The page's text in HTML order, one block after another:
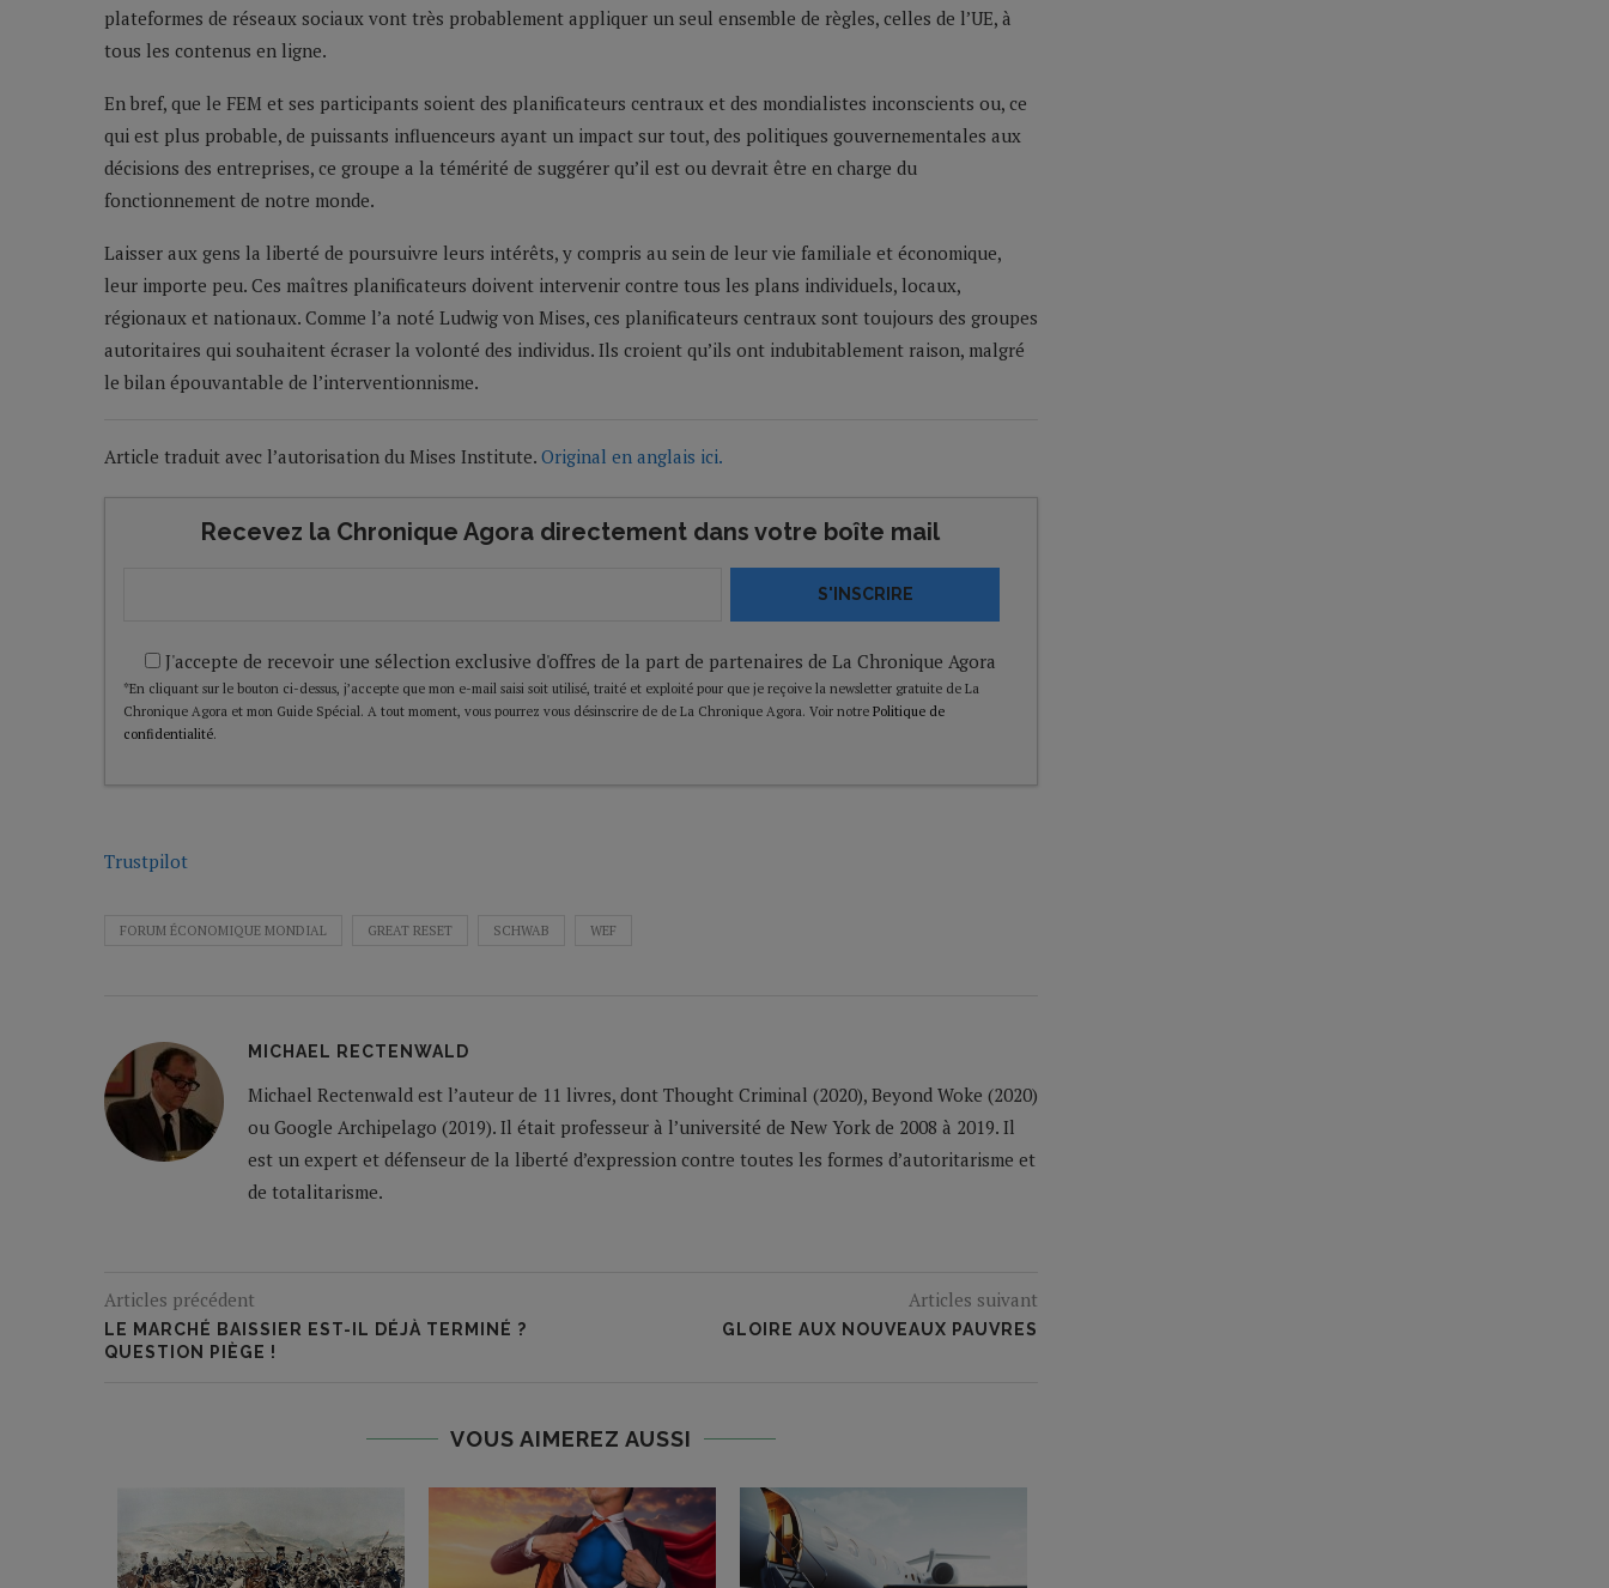
plateformes de réseaux sociaux vont très probablement appliquer un seul ensemble de règles, celles de l’UE, à
tous les contenus en ligne.
En bref, que le FEM et ses participants soient des planificateurs centraux et des mondialistes inconscients ou, ce
qui est plus probable, de puissants influenceurs ayant un impact sur tout, des politiques gouvernementales aux
décisions des entreprises, ce groupe a la témérité de suggérer qu’il est ou devrait être en charge du
fonctionnement de notre monde.
Laisser aux gens la liberté de poursuivre leurs intérêts, y compris au sein de leur vie familiale et économique,
leur importe peu. Ces maîtres planificateurs doivent intervenir contre tous les plans individuels, locaux,
régionaux et nationaux. Comme l’a noté Ludwig von Mises, ces planificateurs centraux sont toujours des groupes
autoritaires qui souhaitent écraser la volonté des individus. Ils croient qu’ils ont indubitablement raison, malgré
le bilan épouvantable de l’interventionnisme.
Article traduit avec l’autorisation du Mises Institute. Original en anglais ici.
Recevez la Chronique Agora directement dans votre boîte mail
S'INSCRIRE
J'accepte de recevoir une sélection exclusive d'offres de la part de partenaires de La Chronique Agora
*En cliquant sur le bouton ci-dessus, j’accepte que mon e-mail saisi soit utilisé, traité et exploité pour que je reçoive la newsletter gratuite de La
Chronique Agora et mon Guide Spécial. A tout moment, vous pourrez vous désinscrire de de La Chronique Agora. Voir notre Politique de
confidentialité.
Trustpilot
FORUM ÉCONOMIQUE MONDIAL GREAT RESET SCHWAB WEF
MICHAEL RECTENWALD
Michael Rectenwald est l’auteur de 11 livres, dont Thought Criminal (2020), Beyond Woke (2020)
ou Google Archipelago (2019). Il était professeur à l’université de New York de 2008 à 2019. Il
est un expert et défenseur de la liberté d’expression contre toutes les formes d’autoritarisme et
de totalitarisme.
Articles précédent
LE MARCHÉ BAISSIER EST-IL DÉJÀ TERMINÉ ?
QUESTION PIÈGE !
Articles suivant
GLOIRE AUX NOUVEAUX PAUVRES
VOUS AIMEREZ AUSSI